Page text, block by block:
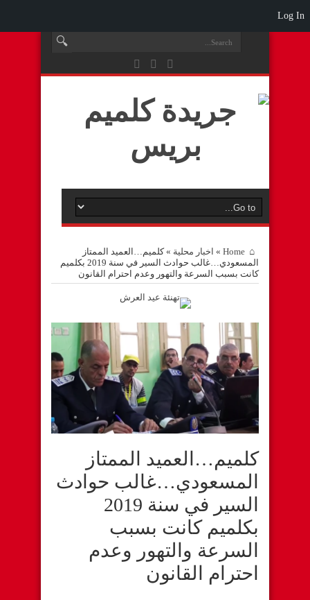
Home
» اخبار محلية »كلميم…العميد الممتاز
المسعودي…غالب حوادث السير في سنة 2019 بكلميم
كانت بسبب السرعة والتهور وعدم احترام القانون
كلميم…العميد الممتاز
المسعودي…غالب حوادث
السير في سنة 2019
بكلميم كانت بسبب
السرعة والتهور وعدم
احترام القانون
Log In